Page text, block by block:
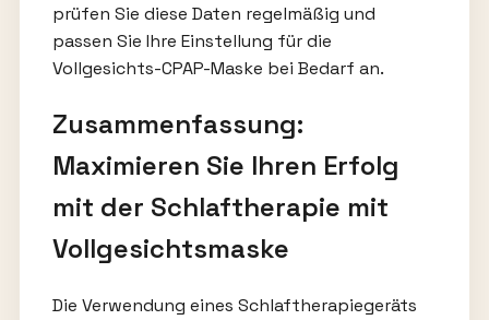
prüfen Sie diese Daten regelmäßig und
passen Sie Ihre Einstellung für die
Vollgesichts-CPAP-Maske bei Bedarf an.
Zusammenfassung:
Maximieren Sie Ihren Erfolg
mit der Schlaftherapie mit
Vollgesichtsmaske
Die Verwendung eines Schlaftherapiegeräts